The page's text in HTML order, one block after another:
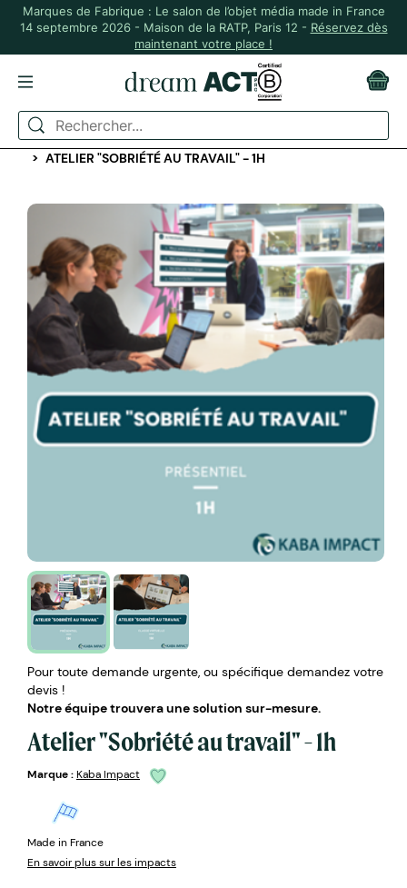
Marques de Fabrique : Le salon de l’objet média made in France
14 septembre 2026 - Maison de la RATP, Paris 12 - Réservez dès
maintenant votre place !
ACCUEIL
SÉLECTION PAR RÉGION 🇫🇷
FABRIQUÉS EN ILE-DE-FRANCE
ATELIER "SOBRIÉTÉ AU TRAVAIL" - 1H
Pour toute demande urgente, ou spécifique demandez votre
devis !
Notre équipe trouvera une solution sur-mesure.
Atelier "Sobriété au travail" - 1h
Marque :Kaba Impact
Made in France
En savoir plus sur les impacts